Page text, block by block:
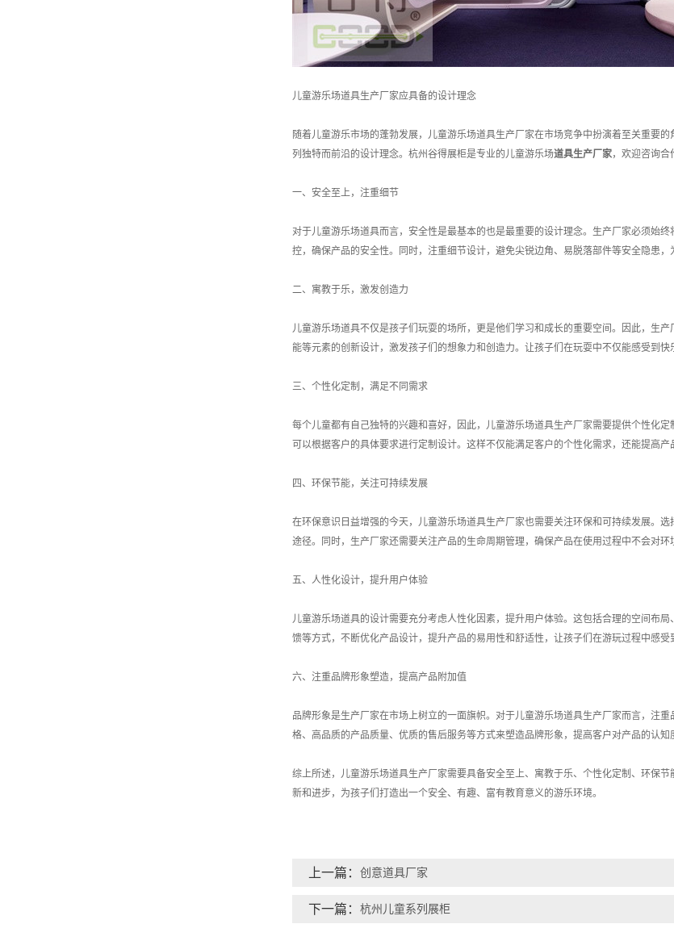
儿童游乐场道具生产厂家应具备的设计理念
随着儿童游乐市场的蓬勃发展，儿童游乐场道具生产厂家在市场竞争中扮演着至关重要
列独特而前沿的设计理念。杭州谷得展柜是专业的儿童游乐场道具生产厂家，欢迎咨询合
一、安全至上，注重细节
对于儿童游乐场道具而言，安全性是最基本的也是最重要的设计理念。生产厂家必须始
控，确保产品的安全性。同时，注重细节设计，避免尖锐边角、易脱落部件等安全隐患，
二、寓教于乐，激发创造力
儿童游乐场道具不仅是孩子们玩耍的场所，更是他们学习和成长的重要空间。因此，生
能等元素的创新设计，激发孩子们的想象力和创造力。让孩子们在玩耍中不仅能感受到快
三、个性化定制，满足不同需求
每个儿童都有自己独特的兴趣和喜好，因此，儿童游乐场道具生产厂家需要提供个性化
可以根据客户的具体要求进行定制设计。这样不仅能满足客户的个性化需求，还能提高产
四、环保节能，关注可持续发展
在环保意识日益增强的今天，儿童游乐场道具生产厂家也需要关注环保和可持续发展。
途径。同时，生产厂家还需要关注产品的生命周期管理，确保产品在使用过程中不会对环
五、人性化设计，提升用户体验
儿童游乐场道具的设计需要充分考虑人性化因素，提升用户体验。这包括合理的空间布
馈等方式，不断优化产品设计，提升产品的易用性和舒适性，让孩子们在游玩过程中感受
六、注重品牌形象塑造，提高产品附加值
品牌形象是生产厂家在市场上树立的一面旗帜。对于儿童游乐场道具生产厂家而言，注
格、高品质的产品质量、优质的售后服务等方式来塑造品牌形象，提高客户对产品的认知
综上所述，儿童游乐场道具生产厂家需要具备安全至上、寓教于乐、个性化定制、环保
新和进步，为孩子们打造出一个安全、有趣、富有教育意义的游乐环境。
上一篇： 创意道具厂家
下一篇： 杭州儿童系列展柜